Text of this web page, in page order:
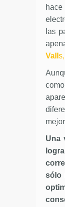
las
Vall s,
Una
sólo